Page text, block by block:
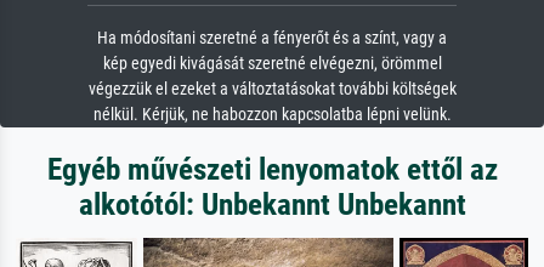
Ha módosítani szeretné a fényerőt és a színt, vagy a
kép egyedi kivágását szeretné elvégezni, örömmel
végezzük el ezeket a változtatásokat további költségek
nélkül. Kérjük, ne habozzon kapcsolatba lépni velünk.
Egyéb művészeti lenyomatok ettől az
alkotótól: Unbekannt Unbekannt